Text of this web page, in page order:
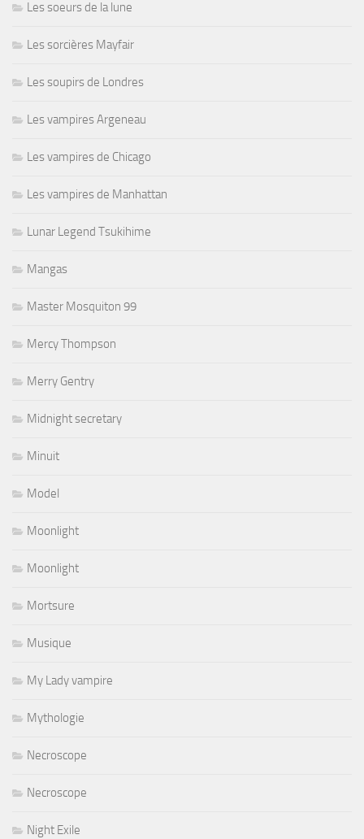
Les soeurs de la lune
Les sorcières Mayfair
Les soupirs de Londres
Les vampires Argeneau
Les vampires de Chicago
Les vampires de Manhattan
Lunar Legend Tsukihime
Mangas
Master Mosquiton 99
Mercy Thompson
Merry Gentry
Midnight secretary
Minuit
Model
Moonlight
Moonlight
Mortsure
Musique
My Lady vampire
Mythologie
Necroscope
Necroscope
Night Exile